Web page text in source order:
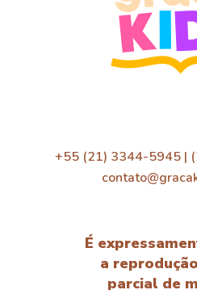
+55 (21) 3344-5945 |
É
a
parcial de